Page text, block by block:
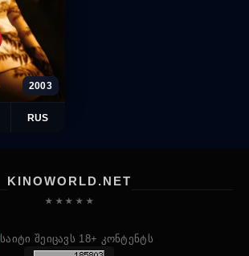
2003
RUS
KINOWORLD.NET
★ ★ ★ ★ ★
საიტი შეიცავს 18+ კონტენტს